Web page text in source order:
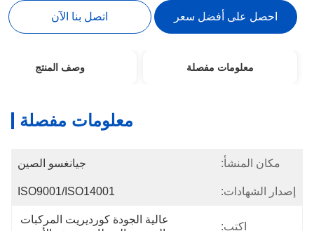
احصل على أفضل سعر اتصل بنا الآن
معلومات مفصلة وصف المنتج
معلومات مفصلة
مكان المنشأ: جيانغسو الصين
إصدار الشهادات: ISO9001/ISO14001
اكتب:
عالية الجودة كورديريت المركبات